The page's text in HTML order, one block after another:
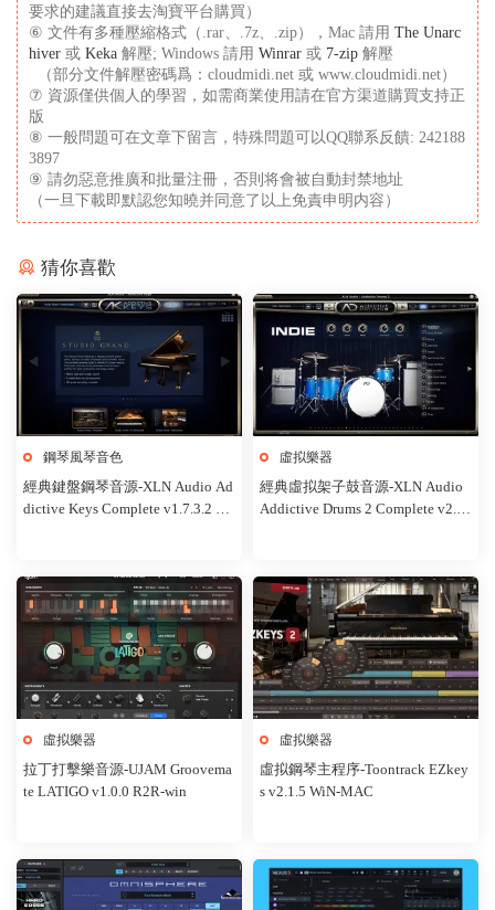
要求的建議直接去淘寶平台購買）
⑥ 文件有多種壓縮格式（.rar、.7z、.zip），Mac 請用 The Unarc
hiver 或 Keka 解壓; Windows 請用 Winrar 或 7-zip 解壓
（部分文件解壓密碼爲：cloudmidi.net 或 www.cloudmidi.net）
⑦ 資源僅供個人的學習，如需商業使用請在官方渠道購買支持正
版
⑧ 一般問題可在文章下留言，特殊問題可以QQ聯系反饋: 242188
3897
⑨ 請勿惡意推廣和批量注冊，否則将會被自動封禁地址
（一旦下載即默認您知曉并同意了以上免責申明内容）
猜你喜歡
鋼琴風琴音色
經典鍵盤鋼琴音源-XLN Audio Ad
dictive Keys Complete v1.7.3.2 R2
虛拟樂器
經典虛拟架子鼓音源-XLN Audio
Addictive Drums 2 Complete v2.9.
虛拟樂器
拉丁打擊樂音源-UJAM Groovema
te LATIGO v1.0.0 R2R-win
虛拟樂器
虛拟鋼琴主程序-Toontrack EZkey
s v2.1.5 WiN-MAC